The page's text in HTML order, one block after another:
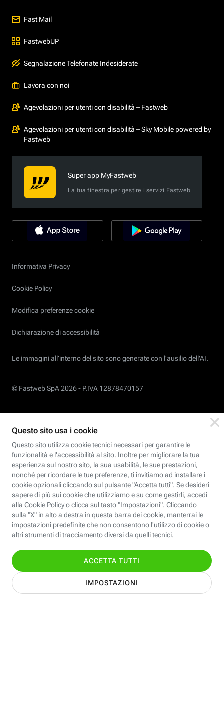
Fast Mail
FastwebUP
Segnalazione Telefonate Indesiderate
Lavora con noi
Agevolazioni per utenti con disabilità – Fastweb
Agevolazioni per utenti con disabilità – Sky Mobile powered by
Fastweb
Super app MyFastweb
La tua finestra per gestire i servizi Fastweb
Informativa Privacy
Cookie Policy
Modifica preferenze cookie
Dichiarazione di accessibilità
Le immagini all’interno del sito sono generate con l'ausilio dell'AI.
© Fastweb SpA 2026 - P.IVA 12878470157